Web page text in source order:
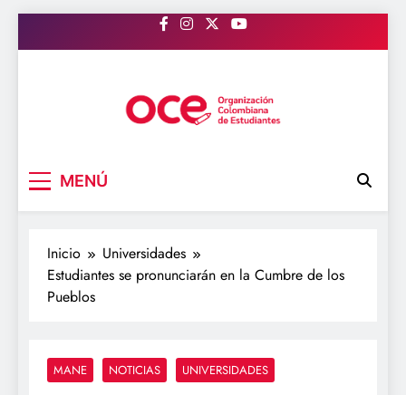
al
MENÚ
Inicio
Universidades
Estudiantes se pronunciarán en la Cumbre de los
Pueblos
MANE NOTICIAS UNIVERSIDADES